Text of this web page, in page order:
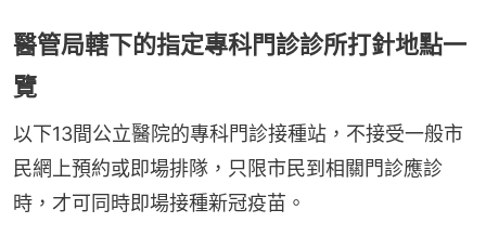
醫管局轄下的指定專科門診診所打針地點一
覽
以下13間公立醫院的專科門診接種站，不接受一般市
民網上預約或即場排隊，只限市民到相關門診應診
時，才可同時即場接種新冠疫苗。